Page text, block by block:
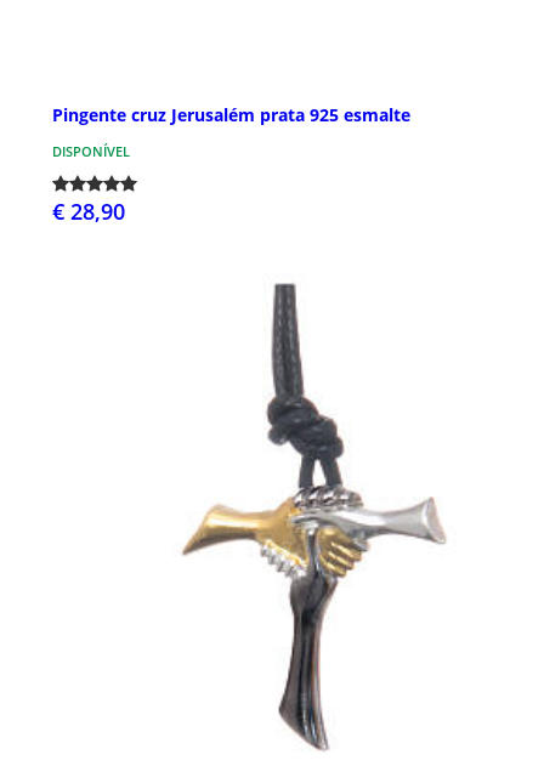
Pingente cruz Jerusalém prata 925 esmalte
DISPONÍVEL
€ 28,90